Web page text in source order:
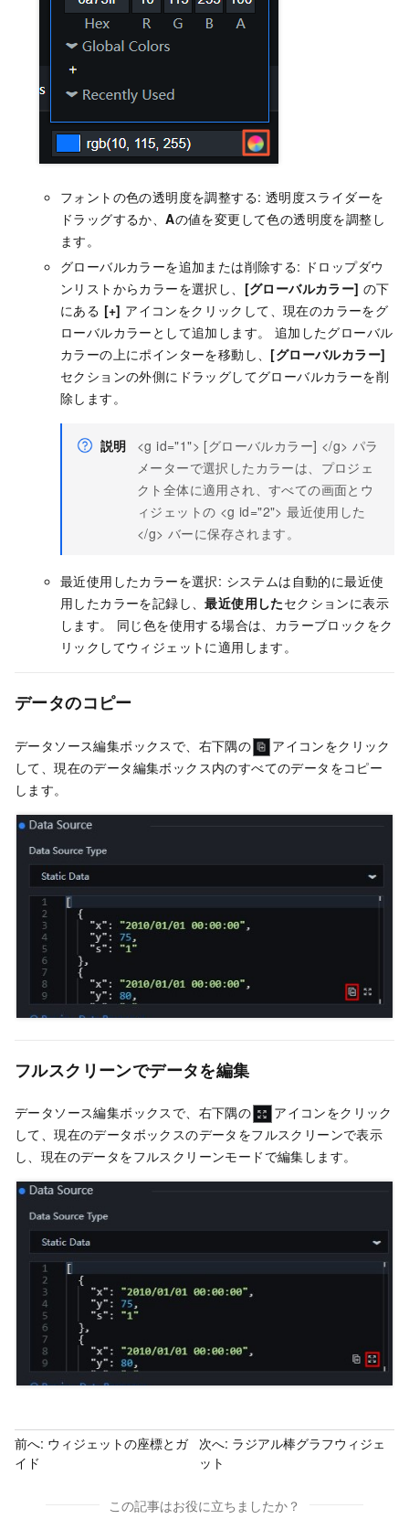
フォントの色の透明度を調整する: 透明度スライダーを
ドラッグするか、Aの値を変更して色の透明度を調整し
ます。
グローバルカラーを追加または削除する: ドロップダウ
ンリストからカラーを選択し、 [グローバルカラー] の下
にある [+] アイコンをクリックして、現在のカラーをグ
ローバルカラーとして追加します。 追加したグローバル
カラーの上にポインターを移動し、 [グローバルカラー]
セクションの外側にドラッグしてグローバルカラーを削
除します。
説明
<g id="1"> [グローバルカラー] </g> パラ
メーターで選択したカラーは、プロジェ
クト全体に適用され、すべての画面とウ
ィジェットの <g id="2"> 最近使用した
</g> バーに保存されます。
最近使用したカラーを選択: システムは自動的に最近使
用したカラーを記録し、最近使用したセクションに表示
します。 同じ色を使用する場合は、カラーブロックをク
リックしてウィジェットに適用します。
データのコピー
データソース編集ボックスで、右下隅の
アイコンをクリック
して、現在のデータ編集ボックス内のすべてのデータをコピー
します。
フルスクリーンでデータを編集
データソース編集ボックスで、右下隅の
アイコンをクリック
して、現在のデータボックスのデータをフルスクリーンで表示
し、現在のデータをフルスクリーンモードで編集します。
前へ: ウィジェットの座標とガ
イド
次へ: ラジアル棒グラフウィジェ
ット
この記事はお役に立ちましたか？